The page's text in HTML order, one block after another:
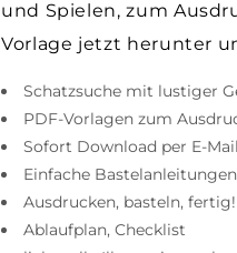
und Spielen, zum
Vorlage jetzt herunter
Schatzsuche mit lustiger
PDF-Vorlagen zum
Sofort Download per E-
Einfache Bastelanleitungen
Ausdrucken, basteln, fertig!
Ablaufplan, Checklist